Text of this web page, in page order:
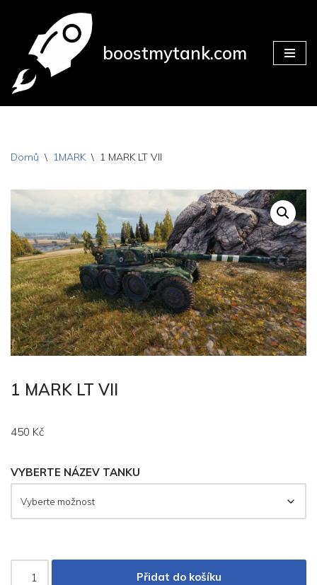
Přeskočit
obsah
boostmytank.com
Domů \ 1MARK \ 1 MARK LT VII
1 MARK LT VII
450 Kč
VYBERTE NÁZEV TANKU
Přidat do košíku